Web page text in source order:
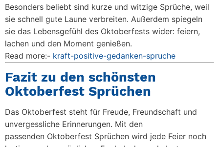
Besonders beliebt sind kurze und witzige Sprüche, weil
sie schnell gute Laune verbreiten. Außerdem spiegeln
sie das Lebensgefühl des Oktoberfests wider: feiern,
lachen und den Moment genießen.
Read more:- kraft-positive-gedanken-spruche
Fazit zu den schönsten
Oktoberfest Sprüchen
Das Oktoberfest steht für Freude, Freundschaft und
unvergessliche Erinnerungen. Mit den
passenden Oktoberfest Sprüchen wird jede Feier noch